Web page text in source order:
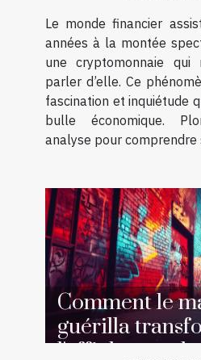
Le monde financier
années à la montée
une cryptomonnaie
parler d’elle. Ce
fascination et inquiétude
bulle économique.
analyse pour comprendre
Comment le
guérilla
l'affichage